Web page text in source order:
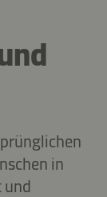
in
und